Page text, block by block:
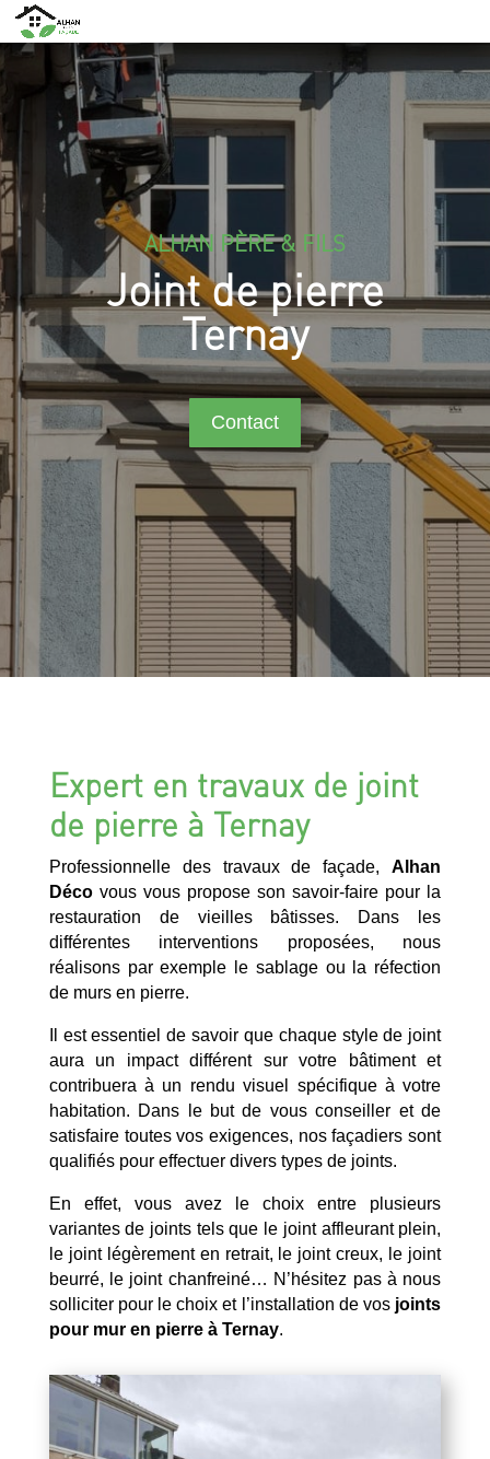
ALHAN PÈRE & FILS
Joint de pierre
Ternay
Contact
Expert en travaux de joint
de pierre à Ternay
Professionnelle des travaux de façade,Alhan
Décovous vous propose son savoir-faire pour la
restauration de vieilles bâtisses. Dans les
différentes interventions proposées, nous
réalisons par exemple le sablage ou la réfection
de murs en pierre.
Il est essentiel de savoir que chaque style de joint
aura un impact différent sur votre bâtiment et
contribuera à un rendu visuel spécifique à votre
habitation. Dans le but de vous conseiller et de
satisfaire toutes vos exigences, nos façadiers sont
qualifiés pour effectuer divers types de joints.
En effet, vous avez le choix entre plusieurs
variantes de joints tels que le joint affleurant plein,
le joint légèrement en retrait, le joint creux, le joint
beurré, le joint chanfreiné… N’hésitez pas à nous
solliciter pour le choix et l’installation de vos joints
pour mur en pierre à Ternay.